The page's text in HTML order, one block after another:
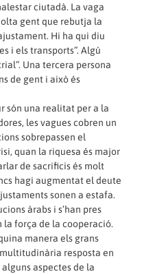
ciutadà. La vaga
gent que rebutja la
Hi ha qui diu
i els transports”. Algú
Una tercera persona
de gent i això és
són una realitat per a la
les vagues cobren un
sobrepassen el
quan la riquesa és major
de sacrificis és molt
hagi augmentat el deute
sonen a estafa.
àrabs i s’han pres
la força de la cooperació.
manera els grans
resposta en
aspectes de la